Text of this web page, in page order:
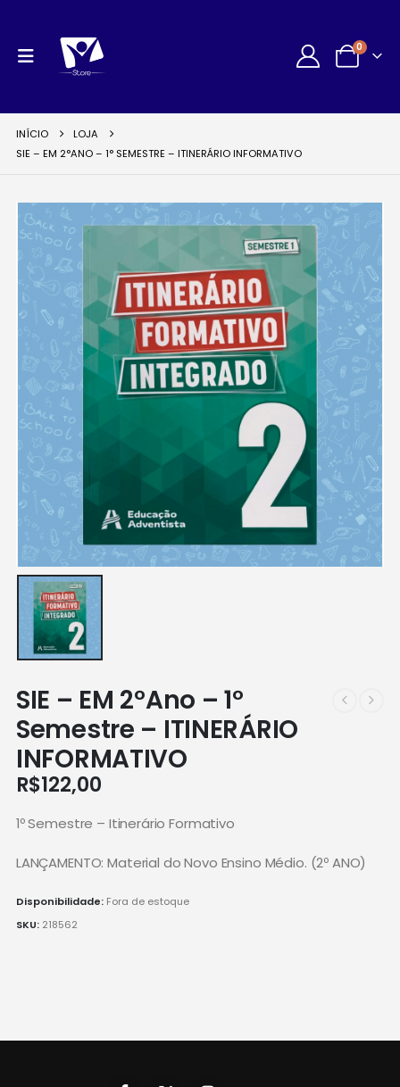
0
INÍCIO
LOJA
SIE – EM 2°ANO – 1° SEMESTRE – ITINERÁRIO INFORMATIVO
SIE – EM 2°Ano – 1°
Semestre – ITINERÁRIO
INFORMATIVO
R$122,00
1º Semestre – Itinerário Formativo
LANÇAMENTO: Material do Novo Ensino Médio. (2º ANO)
Disponibilidade: Fora de estoque
SKU: 218562